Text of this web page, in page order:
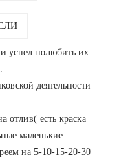
успел полюбить их
деятельности
отлив( есть краска
маленькие
на 5-10-15-20-30